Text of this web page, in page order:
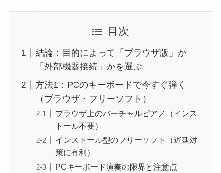
目次
結論：目的によって「ブラウザ版」か
「外部機器接続」かを選ぶ
方法1：PCのキーボードで今すぐ弾く
（ブラウザ・フリーソフト）
ブラウザ上のバーチャルピアノ（インス
トール不要）
インストール型のフリーソフト（遅延対
策に有利）
PCキーボード演奏の限界と注意点